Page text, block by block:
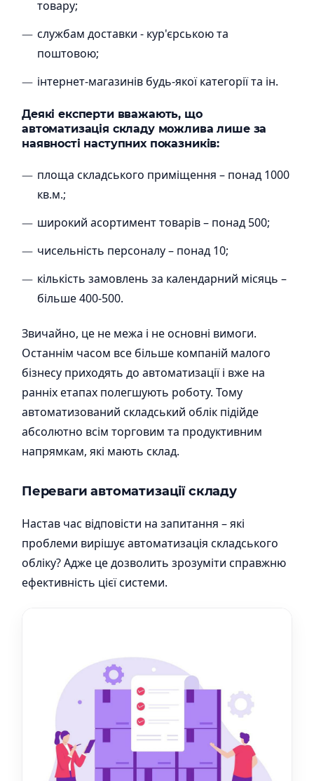
товару;
службам доставки - кур'єрською та
поштовою;
інтернет-магазинів будь-якої категорії та ін.
Деякі експерти вважають, що
автоматизація складу можлива лише за
наявності наступних показників:
площа складського приміщення – понад 1000
кв.м.;
широкий асортимент товарів – понад 500;
чисельність персоналу – понад 10;
кількість замовлень за календарний місяць –
більше 400-500.
Звичайно, це не межа і не основні вимоги.
Останнім часом все більше компаній малого
бізнесу приходять до автоматизації і вже на
ранніх етапах полегшують роботу. Тому
автоматизований складський облік підійде
абсолютно всім торговим та продуктивним
напрямкам, які мають склад.
Переваги автоматизації складу
Настав час відповісти на запитання – які
проблеми вирішує автоматизація складського
обліку? Адже це дозволить зрозуміти справжню
ефективність цієї системи.